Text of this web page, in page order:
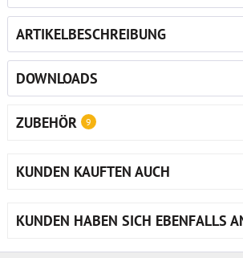
ARTIKELBESCHREIBUNG
DOWNLOADS
ZUBEHÖR 9
KUNDEN KAUFTEN AUCH
KUNDEN HABEN SICH EBENFALLS